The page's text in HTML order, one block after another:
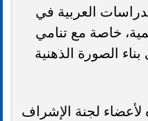
العربية في
خاصة مع تنامي
الصورة الذهنية
لجنة الإشراف